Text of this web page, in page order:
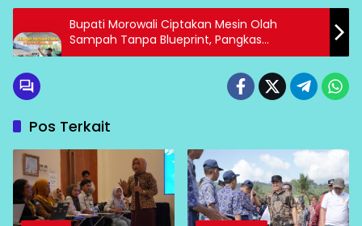
Bupati Morowali Ciptakan Mesin Olah
Sampah Tanpa Blueprint, Pangkas
Kebutuhan Pekerja 75%
Pos Terkait